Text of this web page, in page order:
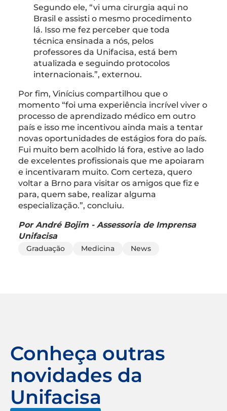
Segundo ele, “vi uma cirurgia aqui no
Brasil e assisti o mesmo procedimento
lá. Isso me fez perceber que toda
técnica ensinada a nós, pelos
professores da Unifacisa, está bem
atualizada e seguindo protocolos
internacionais.”, externou.
Por fim, Vinícius compartilhou que o
momento “foi uma experiência incrível viver o
processo de aprendizado médico em outro
país e isso me incentivou ainda mais a tentar
novas oportunidades de estágios fora do país.
Fui muito bem acolhido lá fora, estive ao lado
de excelentes profissionais que me apoiaram
e incentivaram muito. Com certeza, quero
voltar a Brno para visitar os amigos que fiz e
para, quem sabe, realizar alguma
especialização.”, concluiu.
Por André Bojim - Assessoria de Imprensa
Unifacisa
Graduação Medicina News
Conheça outras
novidades da
Unifacisa